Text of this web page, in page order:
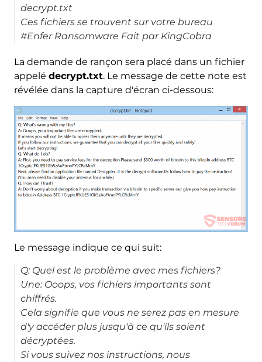
decrypt.txt
Ces fichiers se trouvent sur votre bureau
#Enfer Ransomware Fait par KingCobra
La demande de rançon sera placé dans un fichier
appelé decrypt.txt. Le message de cette note est
révélée dans la capture d'écran ci-dessous:
Le message indique ce qui suit:
Q: Quel est le problème avec mes fichiers?
Une: Ooops, vos fichiers importants sont
chiffrés.
Cela signifie que vous ne serez pas en mesure
d'y accéder plus jusqu'à ce qu'ils soient
décryptées.
Si vous suivez nos instructions, nous